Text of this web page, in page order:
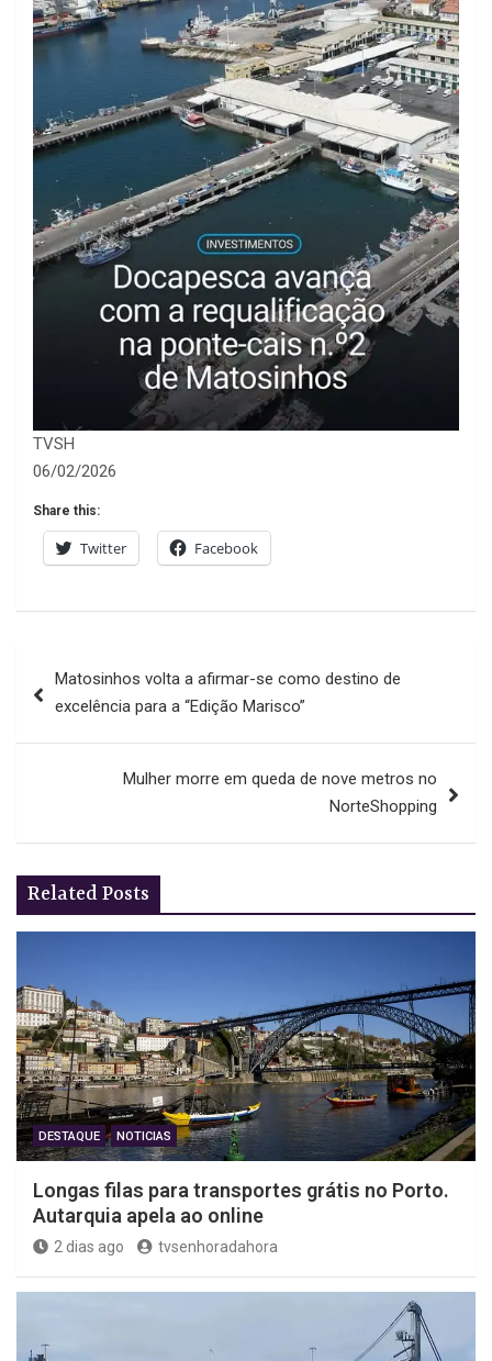
TVSH
06/02/2026
Share this:
Twitter Facebook
de
Matosinhos volta a afirmar-se como destino de
excelência para a “Edição Marisco”
Mulher morre em queda de nove metros no
NorteShopping
Related Posts
DESTAQUE NOTICIAS
Longas filas para transportes grátis no Porto.
Autarquia apela ao online
2 dias ago tvsenhoradahora